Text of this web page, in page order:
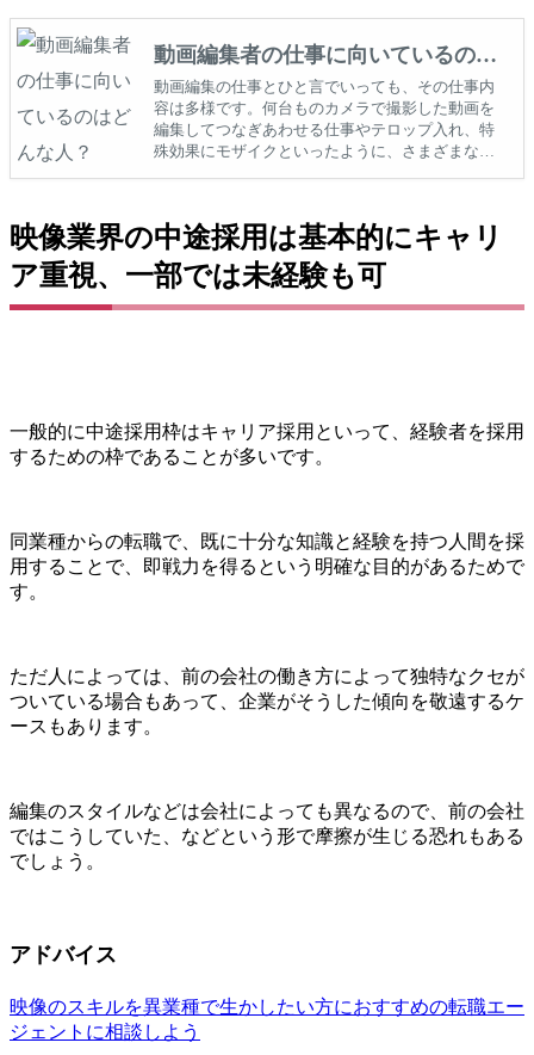
動画編集者の仕事に向いているのは
どんな人？
動画編集の仕事とひと言でいっても、その仕事内
容は多様です。何台ものカメラで撮影した動画を
編集してつなぎあわせる仕事やテロップ入れ、特
殊効果にモザイクといったように、さまざまな仕
その他、Web制作やゲーム制作でも動画編集者は
必要とされています。
映像業界の中途採用は基本的にキャリ
ア重視、一部では未経験も可
一般的に中途採用枠はキャリア採用といって、経験者を採用
するための枠であることが多いです。
同業種からの転職で、既に十分な知識と経験を持つ人間を採
用することで、即戦力を得るという明確な目的があるためで
す。
ただ人によっては、前の会社の働き方によって独特なクセが
ついている場合もあって、企業がそうした傾向を敬遠するケ
ースもあります。
編集のスタイルなどは会社によっても異なるので、前の会社
ではこうしていた、などという形で摩擦が生じる恐れもある
でしょう。
アドバイス
映像のスキルを異業種で生かしたい方におすすめの転職エー
ジェントに相談しよう